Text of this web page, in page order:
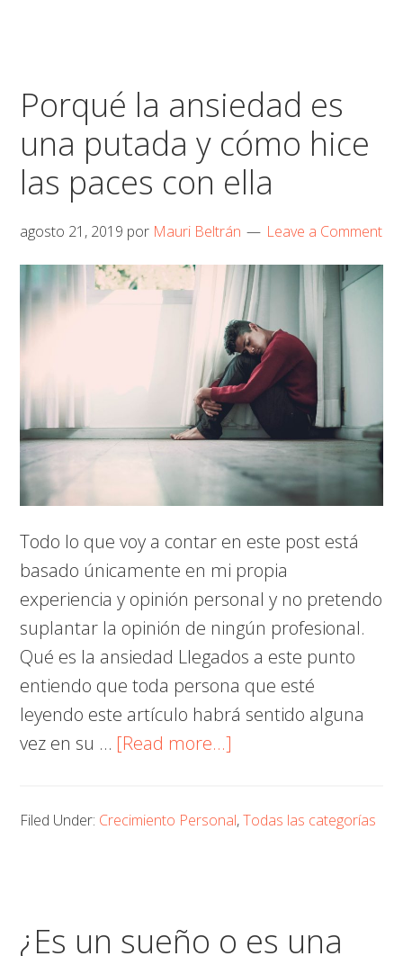
Este
es
resultado
Porqué la ansiedad es
una putada y cómo hice
las paces con ella
agosto 21, 2019 por Mauri Beltrán Leave a Comment
Todo lo que voy a contar en este post está
basado únicamente en mi propia
experiencia y opinión personal y no pretendo
suplantar la opinión de ningún profesional.
Qué es la ansiedad Llegados a este punto
entiendo que toda persona que esté
leyendo este artículo habrá sentido alguna
vez en su … [Read more...]
ansiedad
y
Filed Under: Crecimiento Personal,Todas las categorías
¿Es un sueño o es una